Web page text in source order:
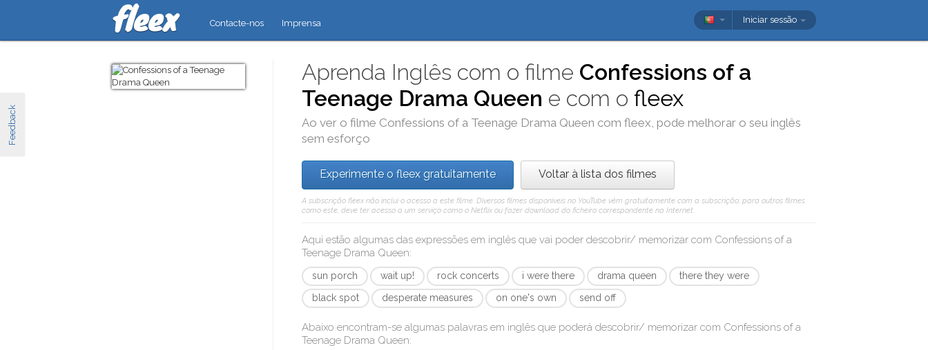
Feedback
Contacte-nos Imprensa Iniciar sessão
Aprenda Inglês com o filme Confessions of a
Teenage Drama Queen e com ofleex
Ao ver o filme Confessions of a Teenage Drama Queen comfleex, pode melhorar o seu inglês
sem esforço
Experimente o fleex gratuitamente Voltar à lista dos filmes
A subscrição fleex não inclui o acesso a este filme. Diversos filmes disponíveis no YouTube vêm gratuitamente com a subscrição; para outros filmes
como este, deve ter acesso a um serviço como o Netflix ou fazer download do ficheiro correspondente na Internet.
Aqui estão algumas das expressões em inglês que vai poder descobrir/ memorizar com Confessions of a
Teenage Drama Queen:
sun porch wait up! rock concerts i were there drama queen
there they were
black spot
desperate measures on one's own send off
Abaixo encontram-se algumas palavras em inglês que poderá descobrir/ memorizar com Confessions of a
Teenage Drama Queen: